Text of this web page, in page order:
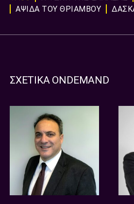
ΑΨΙΔΑ ΤΟΥ ΘΡΙΑΜΒΟΥ
ΣΧΕΤΙΚΑ ONDEMAND